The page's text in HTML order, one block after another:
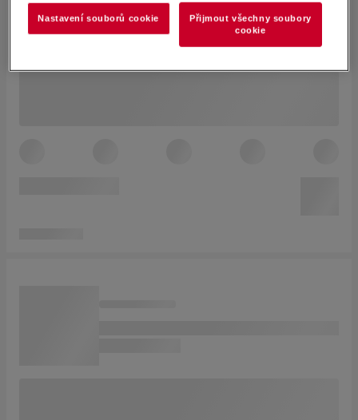
Nastavení souborů cookie
Přijmout všechny soubory
cookie